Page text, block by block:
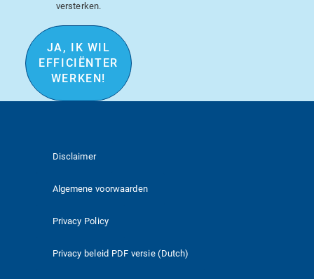
versterken.
JA, IK WIL
EFFICIËNTER
WERKEN!
Disclaimer
Algemene voorwaarden
Privacy Policy
Privacy beleid PDF versie (Dutch)